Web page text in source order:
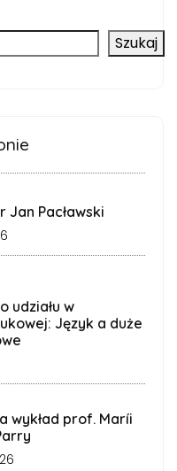
Szukaj
Jan Pacławski
udziału w
Język a duże
wykład prof. Maríi